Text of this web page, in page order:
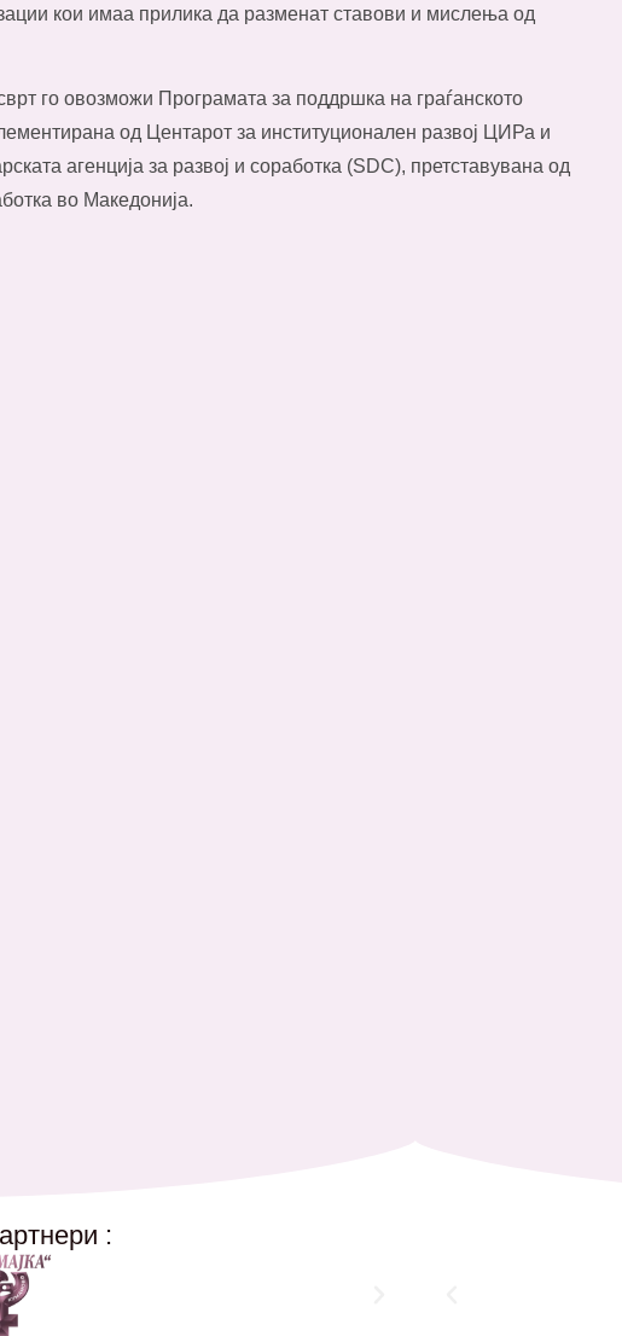
кои имаа прилика да разменат ставови и мислења од
го овозможи Програмата за поддршка на граѓанското
од Центарот за институционален развој ЦИРа и
агенција за развој и соработка (SDC), претставувана од
во Македонија.
: